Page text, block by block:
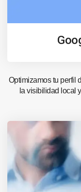
Optimizamos tu perfil
la visibilidad local